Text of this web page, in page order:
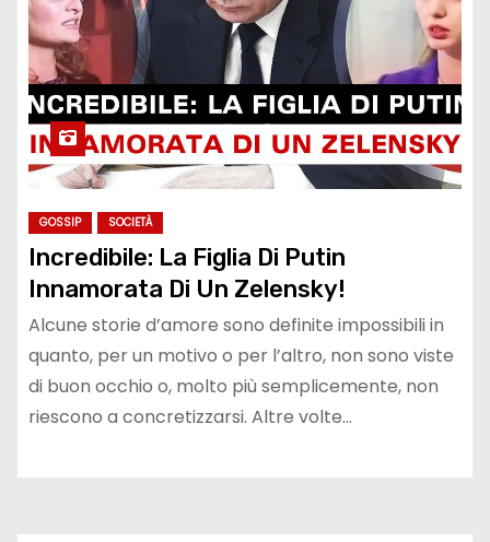
GOSSIP SOCIETÀ
Incredibile: La Figlia Di Putin
Innamorata Di Un Zelensky!
Alcune storie d’amore sono definite impossibili in
quanto, per un motivo o per l’altro, non sono viste
di buon occhio o, molto più semplicemente, non
riescono a concretizzarsi. Altre volte…